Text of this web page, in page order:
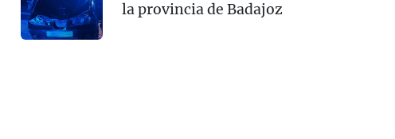
la provincia de Badajoz